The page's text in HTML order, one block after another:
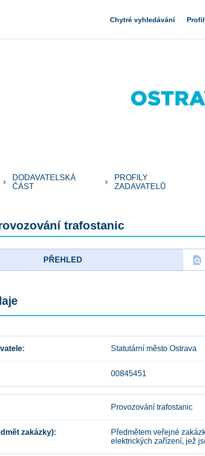
Chytré vyhledávání
keyboard_arrow_right
DODAVATELSKÁ
ČÁST
keyboard_arrow_right
PROFILY
ZADAVATELŮ
trafostanic
PŘEHLED find_in_page
Statutární město Ostrava
00845451
Provozování trafostanic
zakázky)
Předmětem veřejné
elektrických zařízení, jež